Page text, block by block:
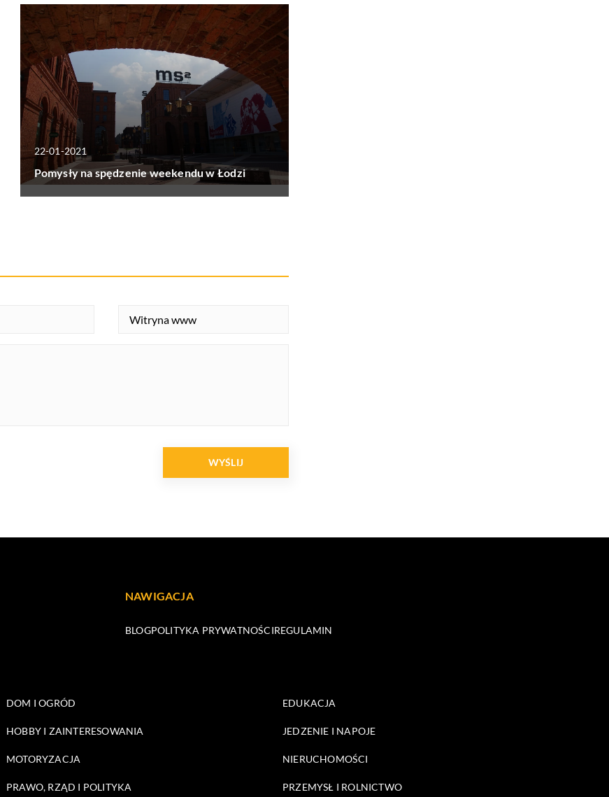
22-01-2021
Pomysły na spędzenie weekendu w Łodzi
NAWIGACJA
BLOGPOLITYKA PRYWATNOŚCIREGULAMIN
DOM I OGRÓD EDUKACJA
HOBBY I ZAINTERESOWANIA JEDZENIE I NAPOJE
MOTORYZACJA NIERUCHOMOŚCI
PRAWO, RZĄD I POLITYKA PRZEMYSŁ I ROLNICTWO